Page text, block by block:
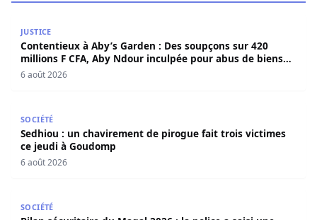
JUSTICE
Contentieux à Aby’s Garden : Des soupçons sur 420
millions F CFA, Aby Ndour inculpée pour abus de biens
sociaux
6 août 2026
SOCIÉTÉ
Sedhiou : un chavirement de pirogue fait trois victimes
ce jeudi à Goudomp
6 août 2026
SOCIÉTÉ